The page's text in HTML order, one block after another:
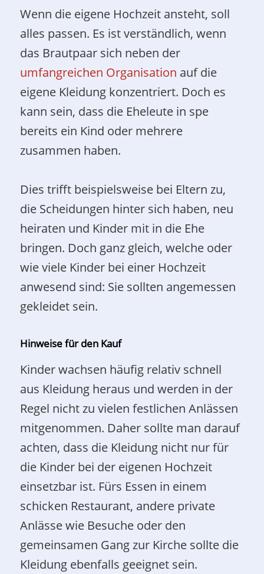
Wenn die eigene Hochzeit ansteht, soll
alles passen. Es ist verständlich, wenn
das Brautpaar sich neben der
umfangreichen Organisation auf die
eigene Kleidung konzentriert. Doch es
kann sein, dass die Eheleute in spe
bereits ein Kind oder mehrere
zusammen haben.
Dies trifft beispielsweise bei Eltern zu,
die Scheidungen hinter sich haben, neu
heiraten und Kinder mit in die Ehe
bringen. Doch ganz gleich, welche oder
wie viele Kinder bei einer Hochzeit
anwesend sind: Sie sollten angemessen
gekleidet sein.
Hinweise für den Kauf
Kinder wachsen häufig relativ schnell
aus Kleidung heraus und werden in der
Regel nicht zu vielen festlichen Anlässen
mitgenommen. Daher sollte man darauf
achten, dass die Kleidung nicht nur für
die Kinder bei der eigenen Hochzeit
einsetzbar ist. Fürs Essen in einem
schicken Restaurant, andere private
Anlässe wie Besuche oder den
gemeinsamen Gang zur Kirche sollte die
Kleidung ebenfalls geeignet sein.